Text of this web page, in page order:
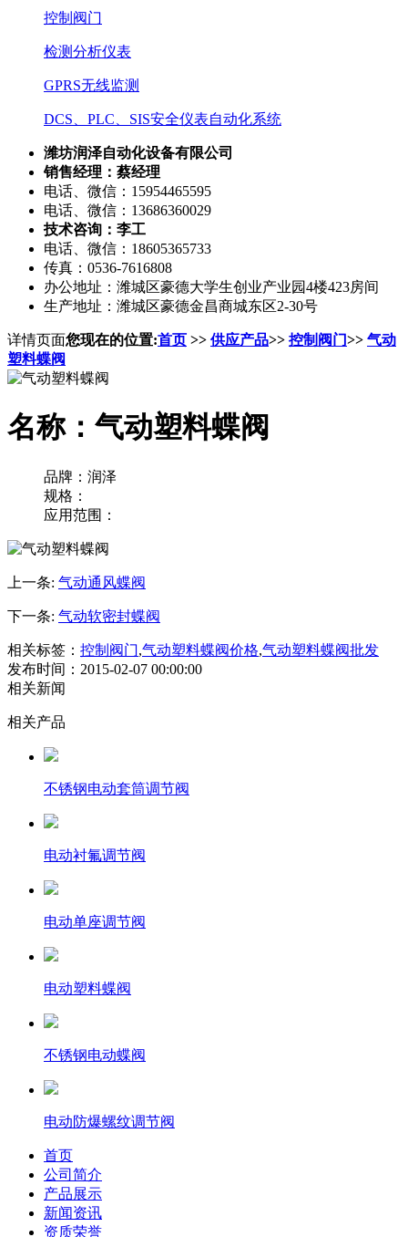
控制阀门
检测分析仪表
GPRS无线监测
DCS、PLC、SIS安全仪表自动化系统
潍坊润泽自动化设备有限公司
销售经理：蔡经理
电话、微信：15954465595
电话、微信：13686360029
技术咨询：李工
电话、微信：18605365733
传真：0536-7616808
办公地址：潍城区豪德大学生创业产业园4楼423房间
生产地址：潍城区豪德金昌商城东区2-30号
详情页面您现在的位置:首页 >> 供应产品>> 控制阀门>> 气动
塑料蝶阀
名称：气动塑料蝶阀
品牌：润泽
规格：
应用范围：
上一条: 气动通风蝶阀
下一条: 气动软密封蝶阀
相关标签： 控制阀门,气动塑料蝶阀价格,气动塑料蝶阀批发
发布时间：2015-02-07 00:00:00
相关新闻
相关产品
不锈钢电动套筒调节阀
电动衬氟调节阀
电动单座调节阀
电动塑料蝶阀
不锈钢电动蝶阀
电动防爆螺纹调节阀
首页
公司简介
产品展示
新闻资讯
资质荣誉